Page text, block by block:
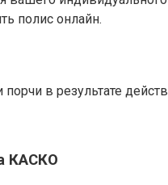
полис онлайн.
в результате
КАСКО